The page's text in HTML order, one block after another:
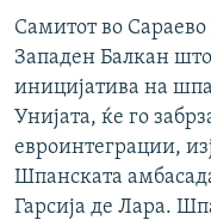
ПОДКАСТ ЗОШТО?
СЛЕДЕТЕ НЕ
РСЕ веб страници
Самитот во
Западен Балкан
иницијатива на
Унијата, ќе го
евроинтеграции,
Шпанската
Гарсија де Лара.